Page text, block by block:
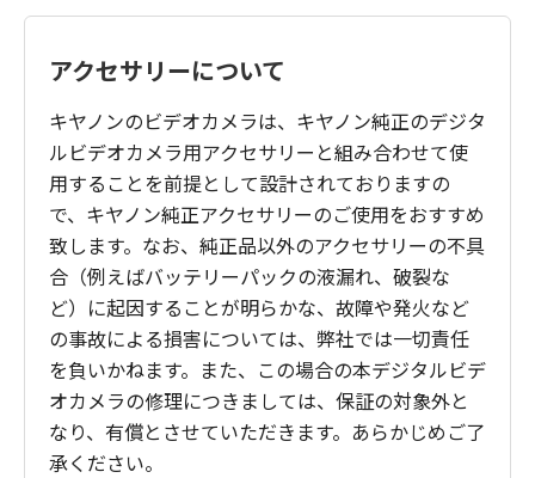
アクセサリーについて
キヤノンのビデオカメラは、キヤノン純正のデジタ
ルビデオカメラ用アクセサリーと組み合わせて使
用することを前提として設計されておりますの
で、キヤノン純正アクセサリーのご使用をおすすめ
致します。なお、純正品以外のアクセサリーの不具
合（例えばバッテリーパックの液漏れ、破裂な
ど）に起因することが明らかな、故障や発火など
の事故による損害については、弊社では一切責任
を負いかねます。また、この場合の本デジタルビデ
オカメラの修理につきましては、保証の対象外と
なり、有償とさせていただきます。あらかじめご了
承ください。